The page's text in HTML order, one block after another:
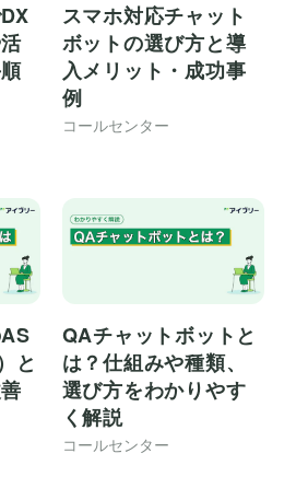
スマホ対応チャット
ボットの選び方と導
入メリット・成功事
例
コールセンター
と
QAチャットボットと
は？仕組みや種類、
選び方をわかりやす
く解説
コールセンター